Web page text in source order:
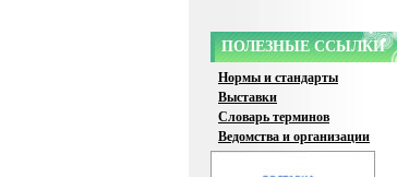
ПОЛЕЗНЫЕ ССЫЛКИ
Нормы и стандарты
Выставки
Словарь терминов
Ведомства и организации